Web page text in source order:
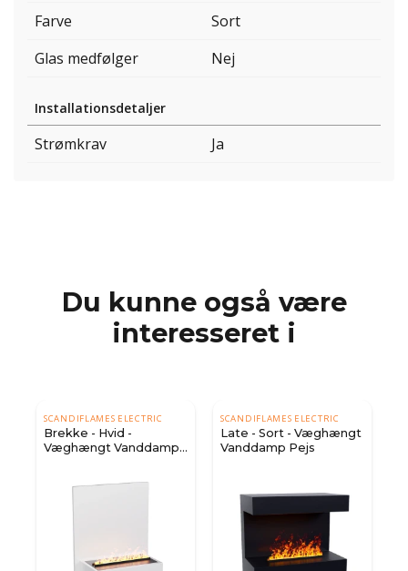
Farve
Sort
Glas medfølger
Nej
Installationsdetaljer
Strømkrav Ja
Du kunne også være
interesseret i
SCANDIFLAMES ELECTRIC
Brekke - Hvid -
Væghængt Vanddamp
SCANDIFLAMES ELECTRIC
Late - Sort - Væghængt
Vanddamp Pejs